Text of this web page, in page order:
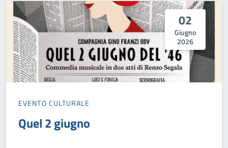
02
Giugno
2026
EVENTO CULTURALE
Quel 2 giugno